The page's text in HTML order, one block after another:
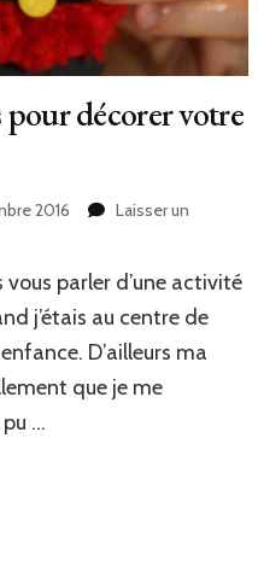
décorer votre
2016
Laisser un
vous parler d’une activité
j’étais au centre de
D’ailleurs ma
que je me
…